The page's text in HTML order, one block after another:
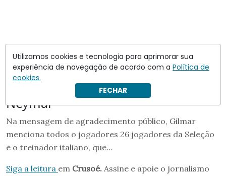
Neymar
Na mensagem de agradecimento público, Gilmar
menciona todos o jogadores 26 jogadores da Seleção
e o treinador italiano, que…
Siga a leitura em Crusoé. Assine e apoie o jornalismo
Utilizamos cookies e tecnologia para aprimorar sua
experiência de navegação de acordo com a Política de
cookies.
FECHAR